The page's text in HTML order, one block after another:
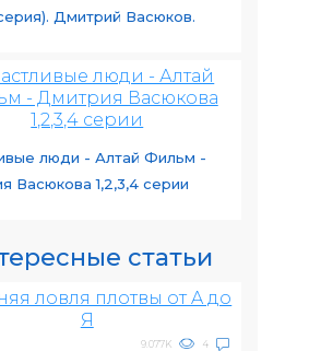
Дмитрий Васюков.
люди - Алтай Фильм -
Васюкова 1,2,3,4 серии
статьи
9.077K 4